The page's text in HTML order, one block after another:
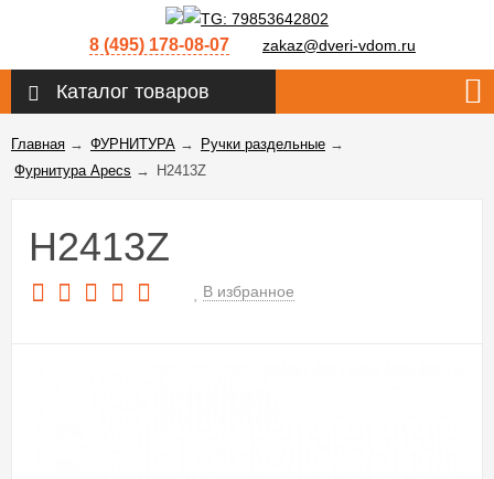
8 (495) 178-08-07 zakaz@dveri-vdom.ru
Каталог товаров
Главная → ФУРНИТУРА → Ручки раздельные →
Фурнитура Apecs → H2413Z
H2413Z
В избранное